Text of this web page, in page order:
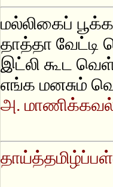
மல்லிகைப்
தாத்தா
இட்லி கூட
எங்க மனசும்
அ.